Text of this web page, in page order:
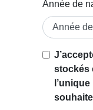
Année de
stockés